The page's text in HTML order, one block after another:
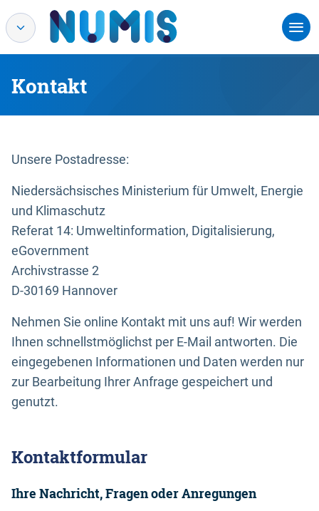
Kontakt
Unsere Postadresse:
Niedersächsisches Ministerium für Umwelt, Energie
und Klimaschutz
Referat 14: Umweltinformation, Digitalisierung,
eGovernment
Archivstrasse 2
D-30169 Hannover
Nehmen Sie online Kontakt mit uns auf! Wir werden
Ihnen schnellstmöglichst per E-Mail antworten. Die
eingegebenen Informationen und Daten werden nur
zur Bearbeitung Ihrer Anfrage gespeichert und
genutzt.
Kontaktformular
Ihre Nachricht, Fragen oder Anregungen